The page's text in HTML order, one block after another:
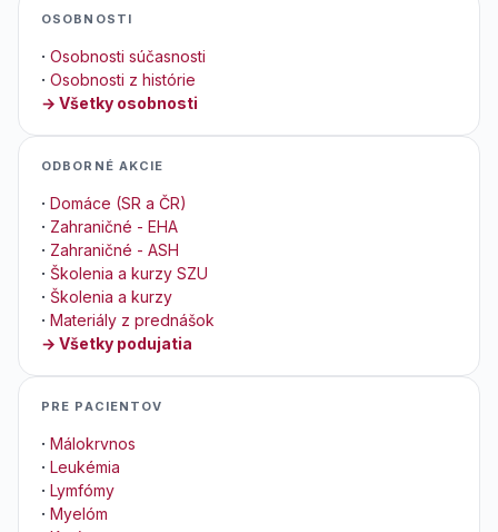
OSOBNOSTI
· Osobnosti súčasnosti
· Osobnosti z histórie
→ Všetky osobnosti
ODBORNÉ AKCIE
· Domáce (SR a ČR)
· Zahraničné - EHA
· Zahraničné - ASH
· Školenia a kurzy SZU
· Školenia a kurzy
· Materiály z prednášok
→ Všetky podujatia
PRE PACIENTOV
· Málokrvnos
· Leukémia
· Lymfómy
· Myelóm